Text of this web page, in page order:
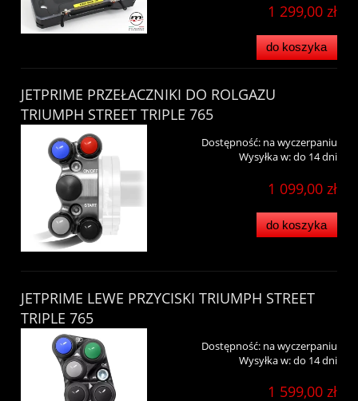
1 299,00 zł
do koszyka
JETPRIME PRZEŁACZNIKI DO ROLGAZU
TRIUMPH STREET TRIPLE 765
Dostępność: na wyczerpaniu
Wysyłka w:do 14 dni
1 099,00 zł
do koszyka
JETPRIME LEWE PRZYCISKI TRIUMPH STREET
TRIPLE 765
Dostępność: na wyczerpaniu
Wysyłka w:do 14 dni
1 599,00 zł